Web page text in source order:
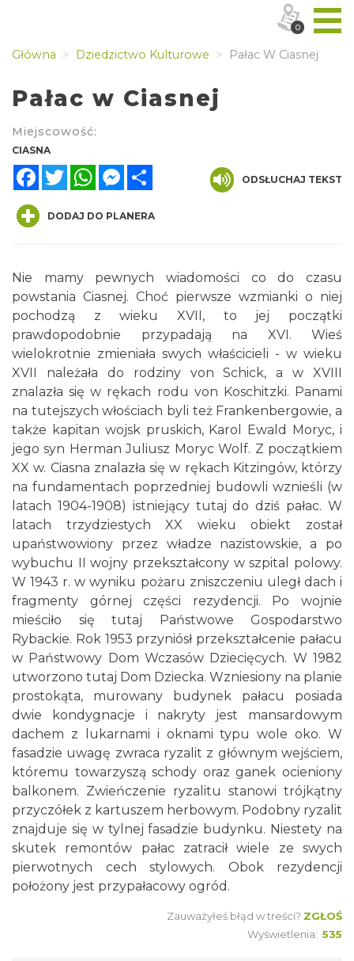
Główna Dziedzictwo Kulturowe Pałac W Ciasnej
Pałac w Ciasnej
Miejscowość:
CIASNA
FacebookTwitterWhatsAppMessenger
ODSŁUCHAJ TEKST
DODAJ DO PLANERA
Nie mamy pewnych wiadomości co do czasu
powstania Ciasnej. Choć pierwsze wzmianki o niej
pochodzą z wieku XVII, to jej początki
prawdopodobnie przypadają na XVI. Wieś
wielokrotnie zmieniała swych właścicieli - w wieku
XVII należała do rodziny von Schick, a w XVIII
znalazła się w rękach rodu von Koschitzki. Panami
na tutejszych włościach byli też Frankenbergowie, a
także kapitan wojsk pruskich, Karol Ewald Moryc, i
jego syn Herman Juliusz Moryc Wolf. Z początkiem
XX w. Ciasna znalazła się w rękach Kitzingów, którzy
na fundamentach poprzedniej budowli wznieśli (w
latach 1904-1908) istniejący tutaj do dziś pałac. W
latach trzydziestych XX wieku obiekt został
upaństwowiony przez władze nazistowskie, a po
wybuchu II wojny przekształcony w szpital polowy.
W 1943 r. w wyniku pożaru zniszczeniu uległ dach i
fragmenty górnej części rezydencji. Po wojnie
mieściło się tutaj Państwowe Gospodarstwo
Rybackie. Rok 1953 przyniósł przekształcenie pałacu
w Państwowy Dom Wczasów Dziecięcych. W 1982
utworzono tutaj Dom Dziecka. Wzniesiony na planie
prostokąta, murowany budynek pałacu posiada
dwie kondygnacje i nakryty jest mansardowym
dachem z lukarnami i oknami typu wole oko. W
fasadzie uwagę zwraca ryzalit z głównym wejściem,
któremu towarzyszą schody oraz ganek ocieniony
balkonem. Zwieńczenie ryzalitu stanowi trójkątny
przyczółek z kartuszem herbowym. Podobny ryzalit
znajduje się w tylnej fasadzie budynku. Niestety na
skutek remontów pałac zatracił wiele ze swych
pierwotnych cech stylowych. Obok rezydencji
położony jest przypałacowy ogród.
Zauważyłeś błąd w treści? ZGŁOŚ
Wyświetlenia: 535
0